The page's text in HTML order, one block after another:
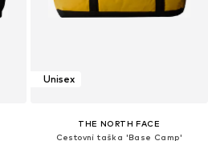
Unisex
THE NORTH FACE
Cestovní taška 'Base Camp'